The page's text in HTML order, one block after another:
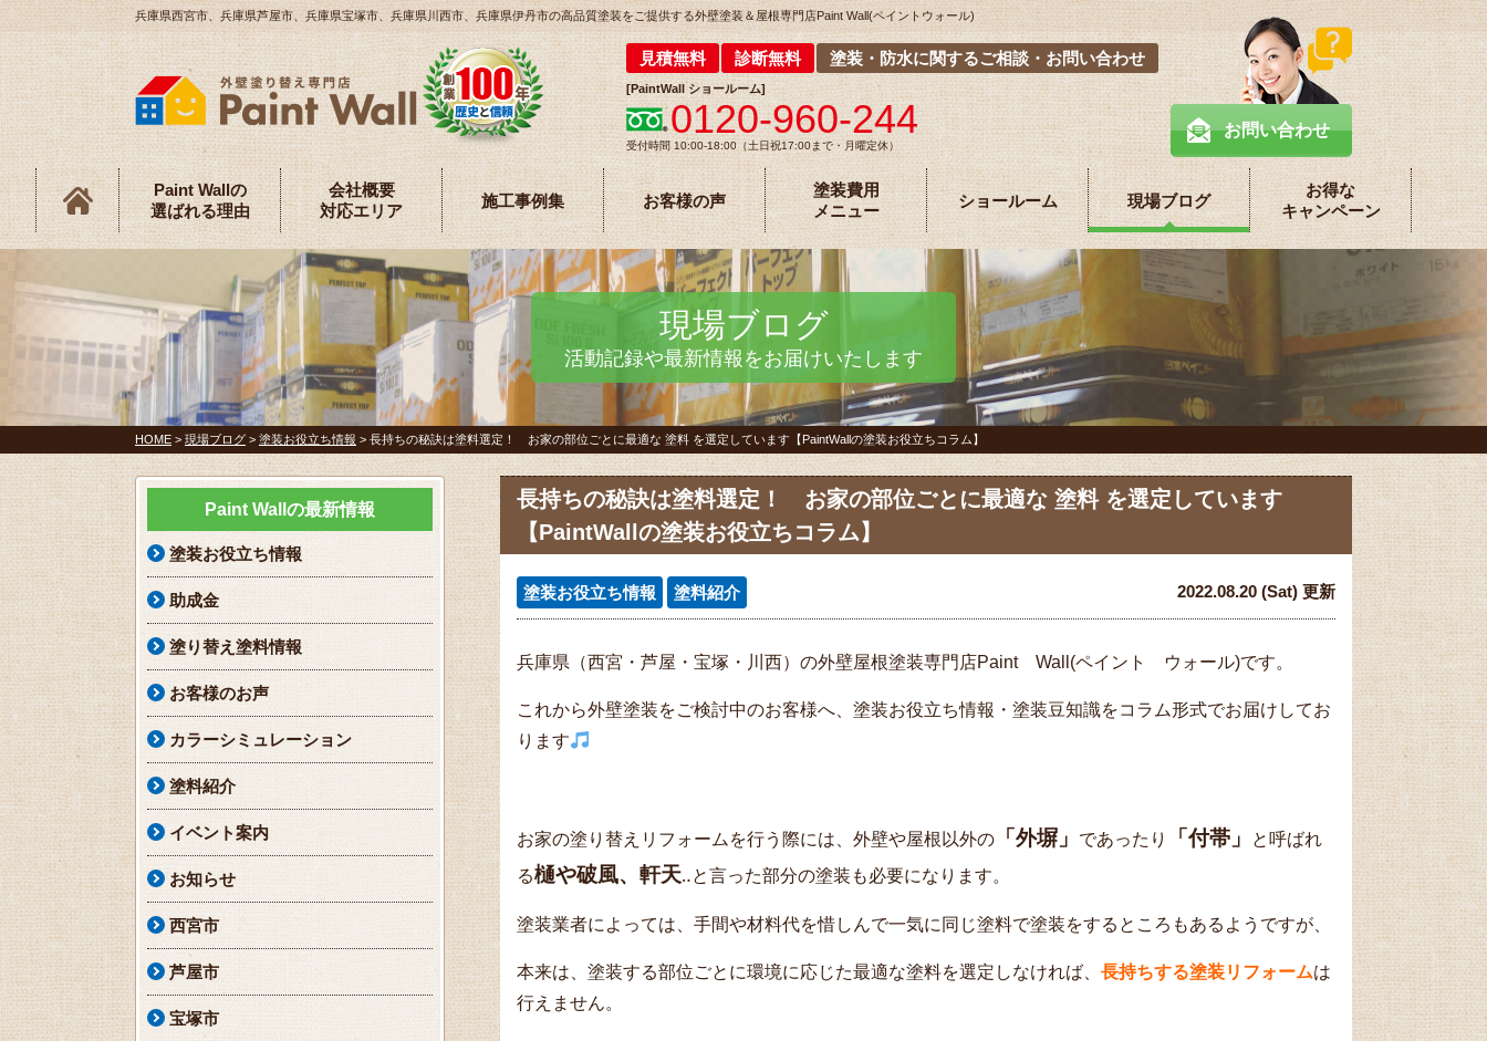
兵庫県西宮市、兵庫県芦屋市、兵庫県宝塚市、兵庫県川西市、兵庫県伊丹市の高品質塗装をご提供する外壁塗装＆屋根専門店Paint Wall(ペイントウォール)
見積無料 診断無料 塗装・防水に関するご相談・お問い合わせ
[PaintWall ショールーム]
0120-960-244
受付時間 10:00-18:00（土日祝17:00まで・月曜定休）
お問い合わせ
Paint Wallの
選ばれる理由
会社概要
対応エリア
施工事例集 お客様の声
塗装費用
メニュー
ショールーム 現場ブログ
お得な
キャンペーン
現場ブログ
活動記録や最新情報をお届けいたします
HOME > 現場ブログ > 塗装お役立ち情報 > 長持ちの秘訣は塗料選定！ お家の部位ごとに最適な 塗料 を選定しています【PaintWallの塗装お役立ちコラム】
長持ちの秘訣は塗料選定！ お家の部位ごとに最適な 塗料 を選定しています
【PaintWallの塗装お役立ちコラム】
塗装お役立ち情報 塗料紹介 2022.08.20 (Sat) 更新
兵庫県（西宮・芦屋・宝塚・川西）の外壁屋根塗装専門店Paint Wall(ペイント ウォール)です。
これから外壁塗装をご検討中のお客様へ、塗装お役立ち情報・塗装豆知識をコラム形式でお届けしてお
ります
お家の塗り替えリフォームを行う際には、外壁や屋根以外の 「外塀」 であったり 「付帯」
と呼ばれ
る樋や破風、軒天‥と言った部分の塗装も必要になります。
塗装業者によっては、手間や材料代を惜しんで一気に同じ塗料で塗装をするところもあるようですが、
本来は、塗装する部位ごとに環境に応じた最適な塗料を選定しなければ、 長持ちする塗装リフォームは
行えません。
Paint Wallの最新情報
塗装お役立ち情報
助成金
塗り替え塗料情報
お客様のお声
カラーシミュレーション
塗料紹介
イベント案内
お知らせ
西宮市
芦屋市
宝塚市